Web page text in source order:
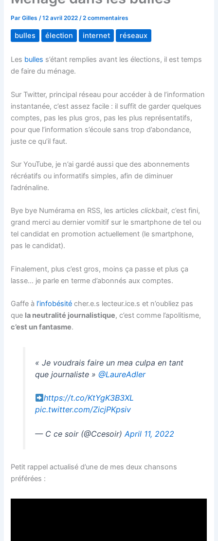
ParGilles /12 avril 2022 /2 commentaires
bulles élection internet réseaux
Les bulles s’étant remplies avant les élections, il est temps
de faire du ménage.
Sur Twitter, principal réseau pour accéder à de l’information
instantanée, c’est assez facile : il suffit de garder quelques
comptes, pas les plus gros, pas les plus représentatifs,
pour que l’information s’écoule sans trop d’abondance,
juste ce qu’il faut.
Sur YouTube, je n’ai gardé aussi que des abonnements
récréatifs ou informatifs simples, afin de diminuer
l’adrénaline.
Bye bye Numérama en RSS, les articlesclickbait, c’est fini,
grand merci au dernier vomitif sur le smartphone de tel ou
tel candidat en promotion actuellement (le smartphone,
pas le candidat).
Finalement, plus c’est gros, moins ça passe et plus ça
lasse… je parle en terme d’abonnés aux comptes.
Gaffe à l’infobésité cher.e.s lecteur.ice.s et n’oubliez pas
que la neutralité journalistique, c’est comme l’apolitisme,
c’est un fantasme.
« Je voudrais faire un mea culpa en tant
que journaliste » @LaureAdler
https://t.co/KtYgK3B3XL
pic.twitter.com/ZicjPKpsiv
— C ce soir (@Ccesoir) April 11, 2022
Petit rappel actualisé d’une de mes deux chansons
préférées :